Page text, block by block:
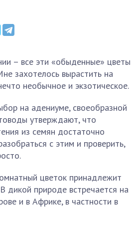
– все эти «обыденные» цветы
захотелось вырастить на
необычное и экзотическое.
на адениуме, своеобразной
утверждают, что
из семян достаточно
с этим и проверить,
цветок принадлежит
дикой природе встречается на
и в Африке, в частности в